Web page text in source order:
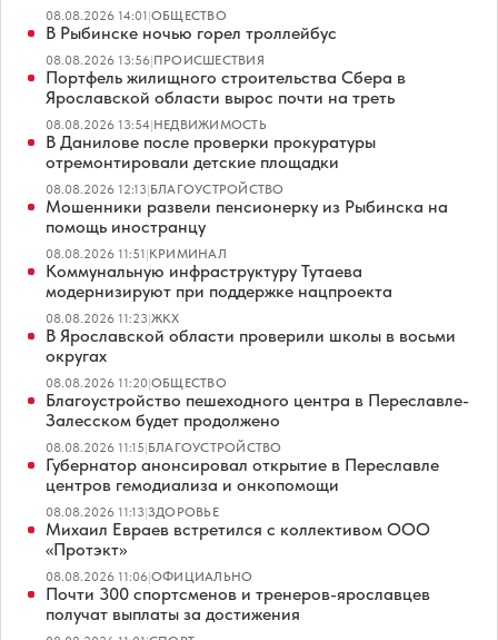
08.08.2026 14:01|ОБЩЕСТВО
В Рыбинске ночью горел троллейбус
08.08.2026 13:56|ПРОИСШЕСТВИЯ
Портфель жилищного строительства Сбера в
Ярославской области вырос почти на треть
08.08.2026 13:54|НЕДВИЖИМОСТЬ
В Данилове после проверки прокуратуры
отремонтировали детские площадки
08.08.2026 12:13|БЛАГОУСТРОЙСТВО
Мошенники развели пенсионерку из Рыбинска на
помощь иностранцу
08.08.2026 11:51|КРИМИНАЛ
Коммунальную инфраструктуру Тутаева
модернизируют при поддержке нацпроекта
08.08.2026 11:23|ЖКХ
В Ярославской области проверили школы в восьми
округах
08.08.2026 11:20|ОБЩЕСТВО
Благоустройство пешеходного центра в Переславле-
Залесском будет продолжено
08.08.2026 11:15|БЛАГОУСТРОЙСТВО
Губернатор анонсировал открытие в Переславле
центров гемодиализа и онкопомощи
08.08.2026 11:13|ЗДОРОВЬЕ
Михаил Евраев встретился с коллективом ООО
«Протэкт»
08.08.2026 11:06|ОФИЦИАЛЬНО
Почти 300 спортсменов и тренеров-ярославцев
получат выплаты за достижения